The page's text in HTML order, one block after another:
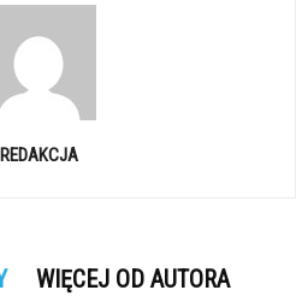
REDAKCJA
WIĘCEJ OD AUTORA